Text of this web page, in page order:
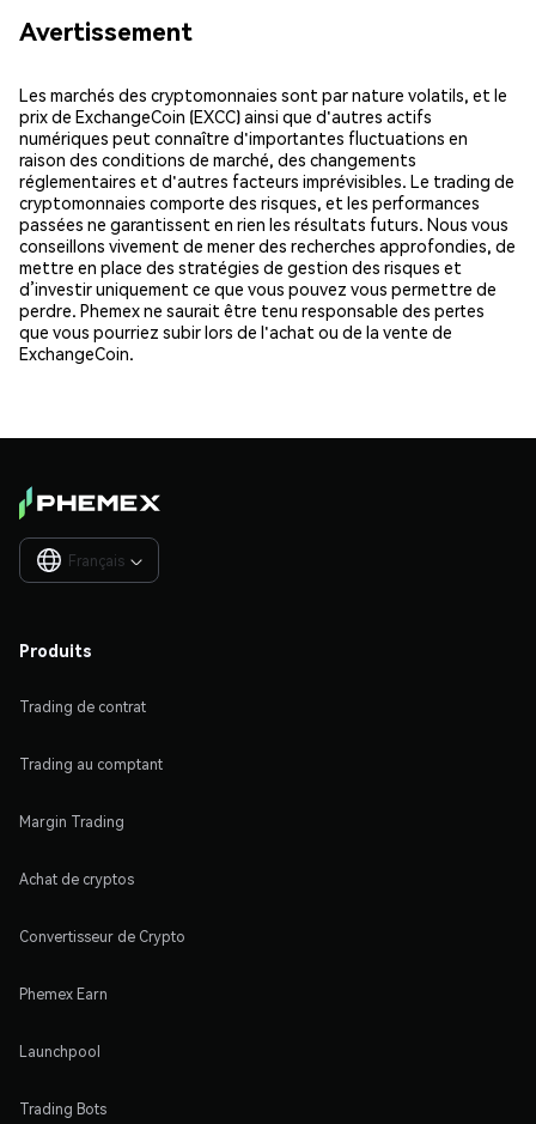
Avertissement
Les marchés des cryptomonnaies sont par nature volatils, et le
prix de ExchangeCoin (EXCC) ainsi que d'autres actifs
numériques peut connaître d'importantes fluctuations en
raison des conditions de marché, des changements
réglementaires et d'autres facteurs imprévisibles. Le trading de
cryptomonnaies comporte des risques, et les performances
passées ne garantissent en rien les résultats futurs. Nous vous
conseillons vivement de mener des recherches approfondies, de
mettre en place des stratégies de gestion des risques et
d’investir uniquement ce que vous pouvez vous permettre de
perdre. Phemex ne saurait être tenu responsable des pertes
que vous pourriez subir lors de l'achat ou de la vente de
ExchangeCoin.
Français 
Produits
Trading de contrat
Trading au comptant
Margin Trading
Achat de cryptos
Convertisseur de Crypto
Phemex Earn
Launchpool
Trading Bots